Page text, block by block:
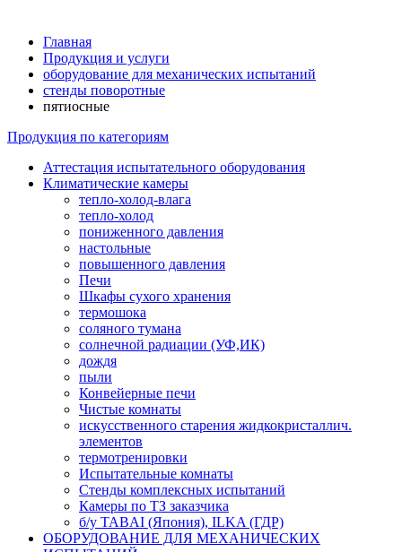
Главная
Продукция и услуги
оборудование для механических испытаний
стенды поворотные
пятиосные
Продукция по категориям
Аттестация испытательного оборудования
Климатические камеры
тепло-холод-влага
тепло-холод
пониженного давления
настольные
повышенного давления
Печи
Шкафы сухого хранения
термошока
соляного тумана
солнечной радиации (УФ,ИК)
дождя
пыли
Конвейерные печи
Чистые комнаты
искусственного старения жидкокристаллич.
элементов
термотренировки
Испытательные комнаты
Стенды комплексных испытаний
Камеры по ТЗ заказчика
б/у TABAI (Япония), ILKA (ГДР)
ОБОРУДОВАНИЕ ДЛЯ МЕХАНИЧЕСКИХ